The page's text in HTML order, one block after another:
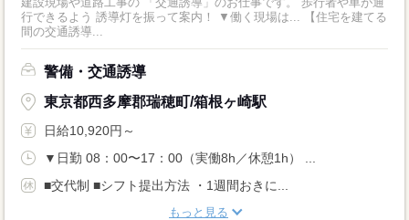
行できるよう 誘導灯を振って案内！ ▼働く現場は... 【住宅を建てる
間の交通誘導...
警備・交通誘導
東京都西多摩郡瑞穂町/箱根ヶ崎駅
日給10,920円～
▼日勤 08：00〜17：00（実働8h／休憩1h） ...
■交代制 ■シフト提出方法 ・1週間おきに...
もっと見る